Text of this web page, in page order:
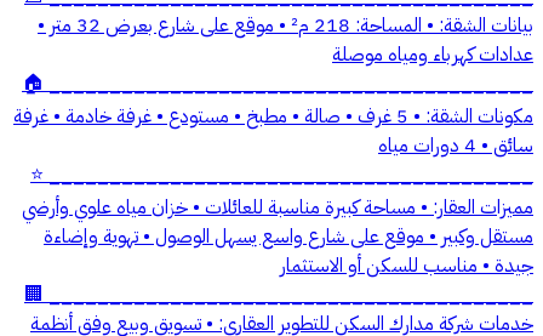
بيانات الشقة: • المساحة: 218 م² • موقع على شارع بعرض 32 متر •
عدادات كهرباء ومياه موصلة
________________________________________ 🏠
مكونات الشقة: • 5 غرف • صالة • مطبخ • مستودع • غرفة خادمة • غرفة
سائق • 4 دورات مياه
________________________________________ ⭐
مميزات العقار: • مساحة كبيرة مناسبة للعائلات • خزان مياه علوي وأرضي
مستقل وكبير • موقع على شارع واسع يسهل الوصول • تهوية وإضاءة
جيدة • مناسب للسكن أو الاستثمار
________________________________________ 🏢
خدمات شركة مدارك السكن للتطوير العقاري: • تسويق وبيع وفق أنظمة